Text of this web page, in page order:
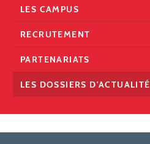
LES CAMPUS
RECRUTEMENT
PARTENARIATS
LES DOSSIERS D'ACTUALITÉ